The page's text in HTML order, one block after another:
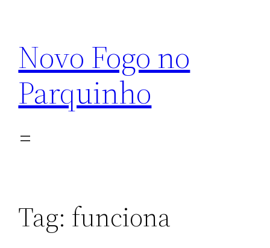
conteúdo
Novo Fogo no
Parquinho
Tag: funciona